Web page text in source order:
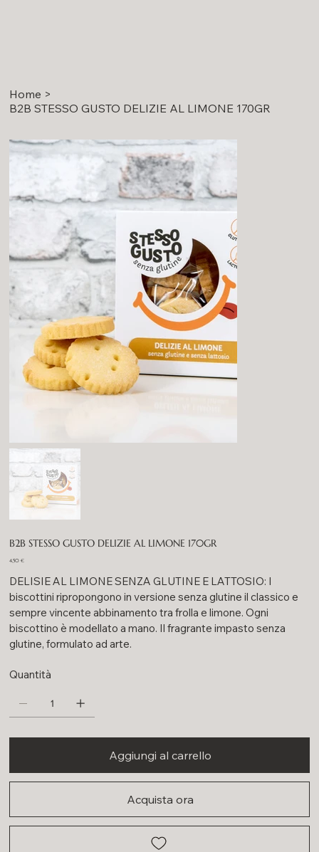
Home >
B2B STESSO GUSTO DELIZIE AL LIMONE 170GR
B2B STESSO GUSTO DELIZIE AL LIMONE 170GR
Prezzo
4,50 €
DELISIE AL LIMONE SENZA GLUTINE E LATTOSIO: I
biscottini ripropongono in versione senza glutine il classico e
sempre vincente abbinamento tra frolla e limone. Ogni
biscottino è modellato a mano. Il fragrante impasto senza
glutine, formulato ad arte.
Quantità
Aggiungi al carrello
Acquista ora